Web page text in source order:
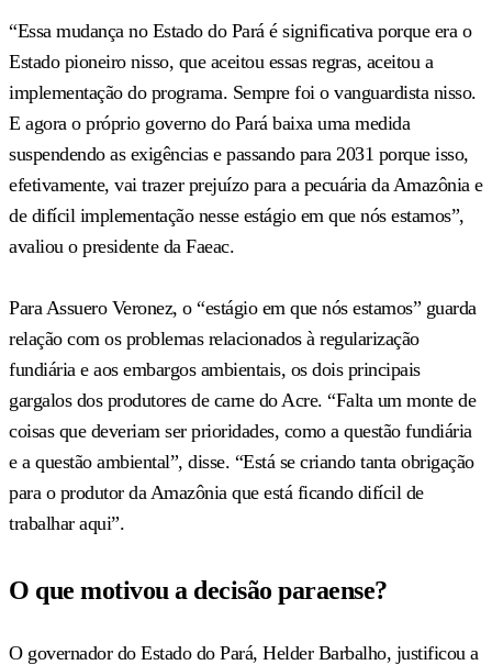
“Essa mudança no Estado do Pará é significativa porque era o
Estado pioneiro nisso, que aceitou essas regras, aceitou a
implementação do programa. Sempre foi o vanguardista nisso.
E agora o próprio governo do Pará baixa uma medida
suspendendo as exigências e passando para 2031 porque isso,
efetivamente, vai trazer prejuízo para a pecuária da Amazônia e
de difícil implementação nesse estágio em que nós estamos”,
avaliou o presidente da Faeac.
Para Assuero Veronez, o “estágio em que nós estamos” guarda
relação com os problemas relacionados à regularização
fundiária e aos embargos ambientais, os dois principais
gargalos dos produtores de carne do Acre. “Falta um monte de
coisas que deveriam ser prioridades, como a questão fundiária
e a questão ambiental”, disse. “Está se criando tanta obrigação
para o produtor da Amazônia que está ficando difícil de
trabalhar aqui”.
O que motivou a decisão paraense?
O governador do Estado do Pará, Helder Barbalho, justificou a